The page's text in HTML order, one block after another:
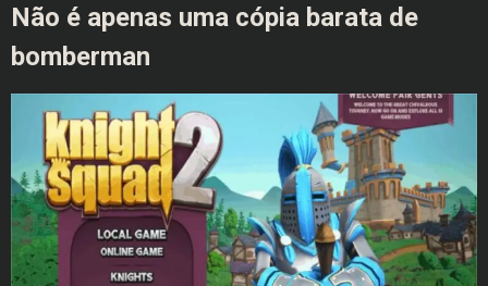
Não é apenas uma cópia barata de
bomberman